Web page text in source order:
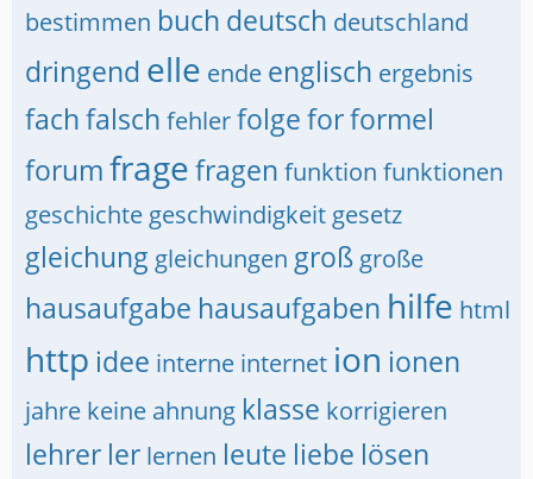
bestimmen buch deutsch deutschland
dringend elle ende englisch ergebnis
fachfalsch fehlerfolgeforformel
forumfragefragen funktion funktionen
geschichte geschwindigkeit gesetz
gleichung gleichungen groß große
hausaufgabe hausaufgaben hilfe html
http idee interne internet ion ionen
jahre keine ahnung klasse korrigieren
lehrer ler lernen leute liebe lösen